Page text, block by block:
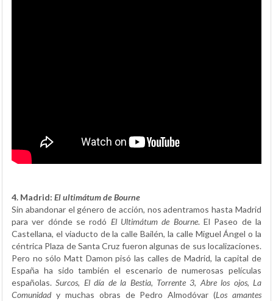
4. Madrid: El ultimátum de Bourne
Sin abandonar el género de acción, nos adentramos hasta Madrid
para ver dónde se rodó El Ultimátum de Bourne. El Paseo de la
Castellana, el viaducto de la calle Bailén, la calle Miguel Ángel o la
céntrica Plaza de Santa Cruz fueron algunas de sus localizaciones.
Pero no sólo Matt Damon pisó las calles de Madrid, la capital de
España ha sido también el escenario de numerosas películas
españolas.Surcos, El día de la Bestia, Torrente 3, Abre los ojos,La
Comunidady muchas obras de Pedro Almodóvar (Los amantes